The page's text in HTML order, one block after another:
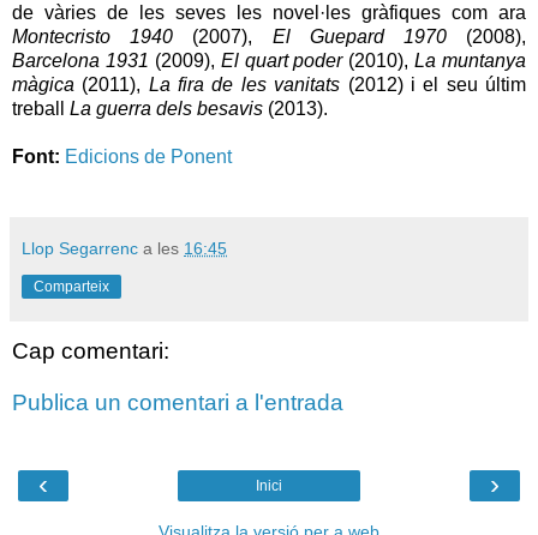
de vàries de les seves les novel·les gràfiques com ara
Montecristo 1940 (2007), El Guepard 1970(2008),
Barcelona 1931 (2009), El quart poder(2010),La muntanya
màgica (2011), La fira de les vanitats (2012) i el seu últim
treball La guerra dels besavis (2013).
Font: Edicions de Ponent
Llop Segarrenc a les 16:45
Comparteix
Cap comentari:
Publica un comentari a l'entrada
‹ ›
Inici
Visualitza la versió per a web